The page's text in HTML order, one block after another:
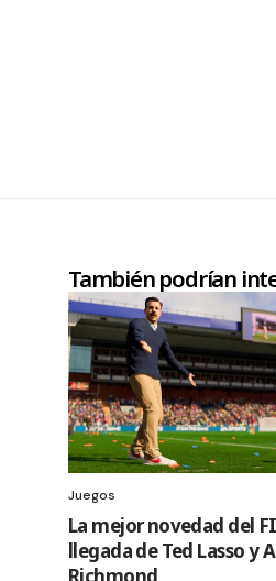
También podrían
Juegos
La mejor novedad del
llegada de Ted Lasso y